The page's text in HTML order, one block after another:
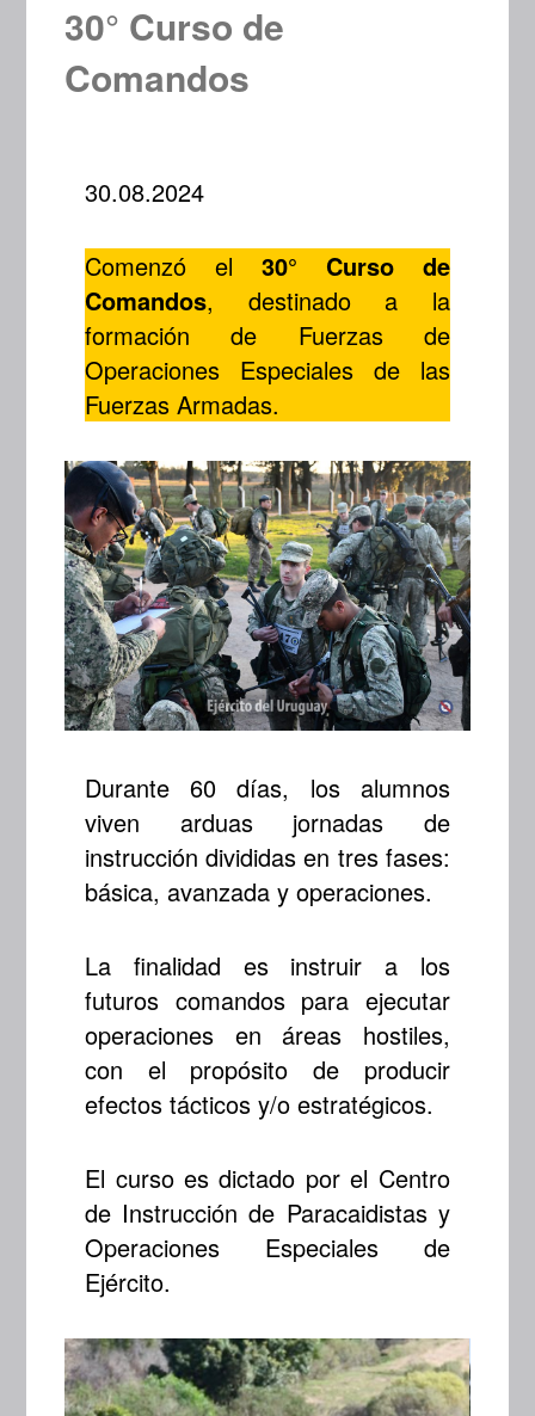
30° Curso de
Comandos
30.08.2024
Comenzó el 30° Curso de
Comandos, destinado a la
formación de Fuerzas de
Operaciones Especiales de las
Fuerzas Armadas.
Durante 60 días, los alumnos
viven arduas jornadas de
instrucción divididas en tres fases:
básica, avanzada y operaciones.
La finalidad es instruir a los
futuros comandos para ejecutar
operaciones en áreas hostiles,
con el propósito de producir
efectos tácticos y/o estratégicos.
El curso es dictado por el Centro
de Instrucción de Paracaidistas y
Operaciones Especiales de
Ejército.